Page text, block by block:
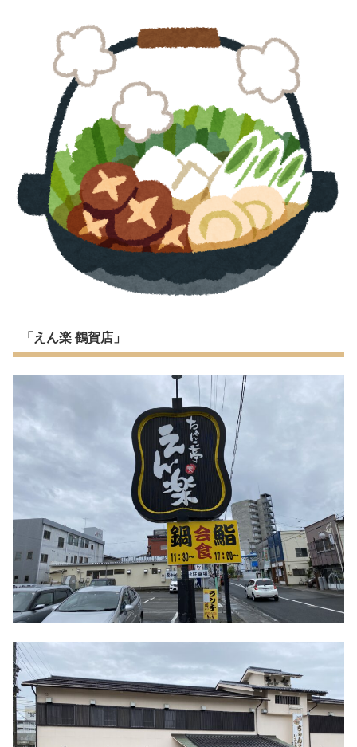
「えん楽 鶴賀店」